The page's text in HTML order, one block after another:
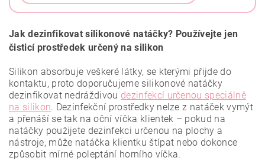
Jak dezinfikovat silikonové natáčky? Používejte jen
čisticí prostředek určený na silikon
Silikon absorbuje veškeré látky, se kterými přijde do
kontaktu, proto doporučujeme silikonové natáčky
dezinfikovat nedráždivou dezinfekcí určenou speciálně
na silikon. Dezinfekční prostředky nelze z natáček vymýt
a přenáší se tak na oční víčka klientek – pokud na
natáčky použijete dezinfekci určenou na plochy a
nástroje, může natáčka klientku štípat nebo dokonce
způsobit mírné poleptání horního víčka.